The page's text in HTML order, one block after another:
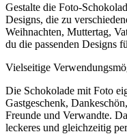
Gestalte die Foto-
Designs, die zu
Weihnachten, Muttertag,
du die passenden Designs
Vielseitige
Die Schokolade mit Foto
Gastgeschenk,
Freunde und Verwandte.
leckeres und gleichzeitig